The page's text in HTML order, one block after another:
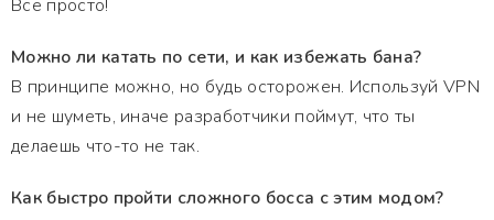
Все просто!
Можно ли катать по сети, и как избежать бана?
В принципе можно, но будь осторожен. Используй VPN
и не шуметь, иначе разработчики поймут, что ты
делаешь что-то не так.
Как быстро пройти сложного босса с этим модом?